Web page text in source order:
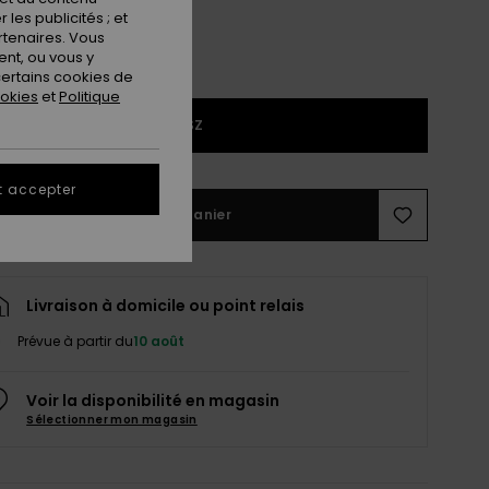
1SZ
Ajouter au panier
Livraison à domicile ou point relais
Prévue à partir du10 août
Voir la disponibilité en magasin
Sélectionner mon magasin
les publicités ; et
Vous
ou vous y
cookies de
etPolitique
accepter